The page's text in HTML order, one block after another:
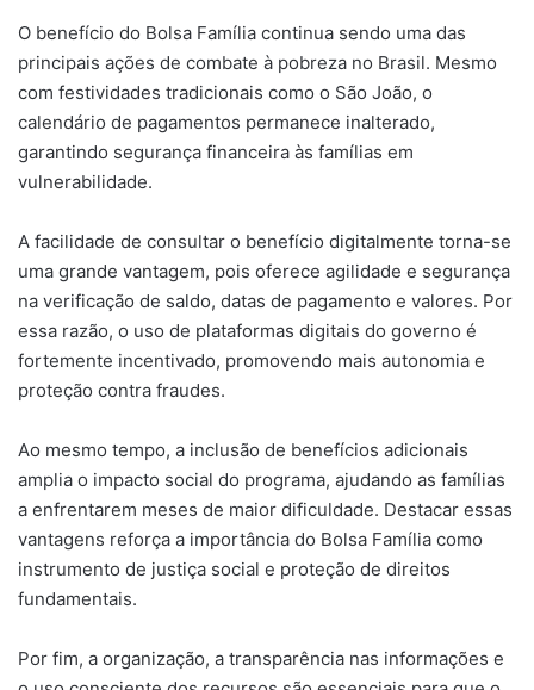
O benefício do Bolsa Família continua sendo uma das
principais ações de combate à pobreza no Brasil. Mesmo
com festividades tradicionais como o São João, o
calendário de pagamentos permanece inalterado,
garantindo segurança financeira às famílias em
vulnerabilidade.
A facilidade de consultar o benefício digitalmente torna-se
uma grande vantagem, pois oferece agilidade e segurança
na verificação de saldo, datas de pagamento e valores. Por
essa razão, o uso de plataformas digitais do governo é
fortemente incentivado, promovendo mais autonomia e
proteção contra fraudes.
Ao mesmo tempo, a inclusão de benefícios adicionais
amplia o impacto social do programa, ajudando as famílias
a enfrentarem meses de maior dificuldade. Destacar essas
vantagens reforça a importância do Bolsa Família como
instrumento de justiça social e proteção de direitos
fundamentais.
Por fim, a organização, a transparência nas informações e